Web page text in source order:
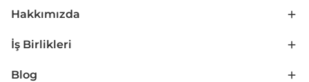
Hakkımızda
İş Birlikleri
Blog